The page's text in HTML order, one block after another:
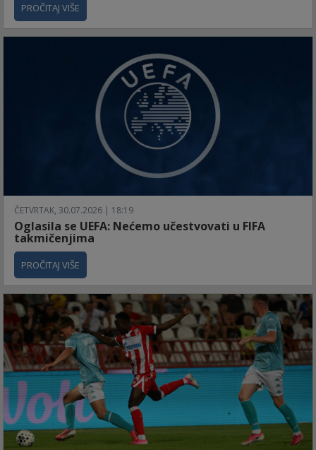
PROČITAJ VIŠE
ČETVRTAK, 30.07.2026 | 18:19
Oglasila se UEFA: Nećemo učestvovati u FIFA
takmičenjima
PROČITAJ VIŠE